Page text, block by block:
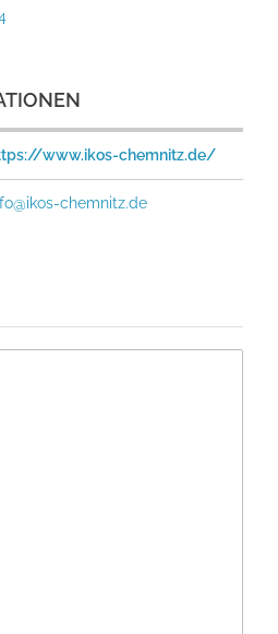
www.ikos-chemnitz.de/
chemnitz.de